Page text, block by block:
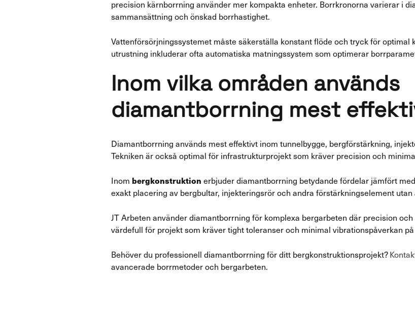
precision kärnborrning använder mer kompakta enheter. Borrkronorna varierar i
sammansättning och önskad borrhastighet.
Vattenförsörjningssystemet måste säkerställa konstant flöde och tryck för optimal
utrustning inkluderar ofta automatiska matningssystem som optimerar
Inom vilka områden används
diamantborrning mest
Diamantborrning används mest effektivt inom tunnelbygge, bergförstärkning,
Tekniken är också optimal för infrastrukturprojekt som kräver precision och
Inom bergkonstruktion erbjuder diamantborrning betydande fördelar jämfört
exakt placering av bergbultar, injekteringsrör och andra förstärkningselement
JT Arbeten använder diamantborrning för komplexa bergarbeten där precision
värdefull för projekt som kräver tight toleranser och minimal vibrationspåverkan
Behöver du professionell diamantborrning för ditt bergkonstruktionsprojekt?
avancerade borrmetoder och bergarbeten.